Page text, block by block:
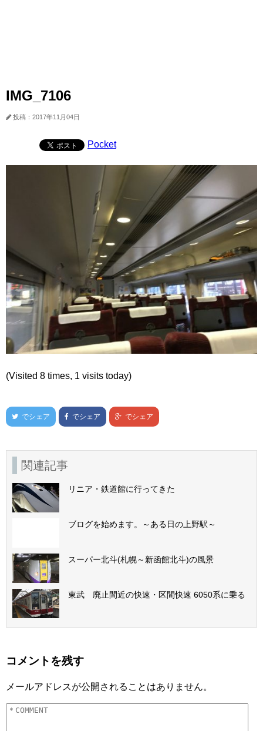
IMG_7106
投稿：2017年11月04日
Pocket
(Visited 8 times, 1 visits today)
でシェア でシェア でシェア
関連記事
リニア・鉄道館に行ってきた
ブログを始めます。～ある日の上野駅～
スーパー北斗(札幌～新函館北斗)の風景
東武 廃止間近の快速・区間快速 6050系に乗る
コメントを残す
メールアドレスが公開されることはありません。